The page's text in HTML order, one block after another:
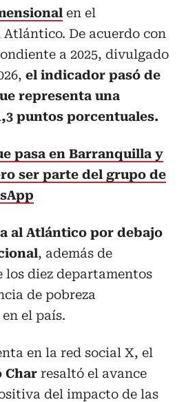
en el
De acuerdo con
a 2025, divulgado
el indicador pasó de
representa una
puntos porcentuales.
pasa en Barranquilla y
ser parte del grupo de
al Atlántico por debajo
, además de
diez departamentos
de pobreza
el país.
en la red social X, el
Char resaltó el avance
del impacto de las